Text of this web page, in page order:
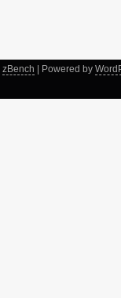
zBench | Powered by